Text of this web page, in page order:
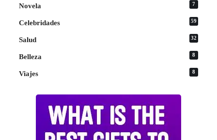
Novela 7
Celebridades 59
Salud 32
Belleza 8
Viajes 8